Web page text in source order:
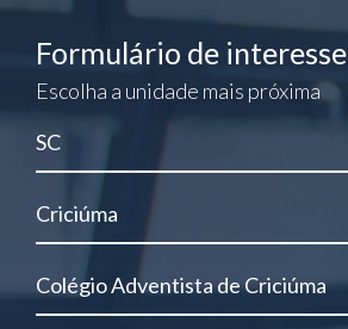
Formulário de interesse
Escolha a unidade mais próxima